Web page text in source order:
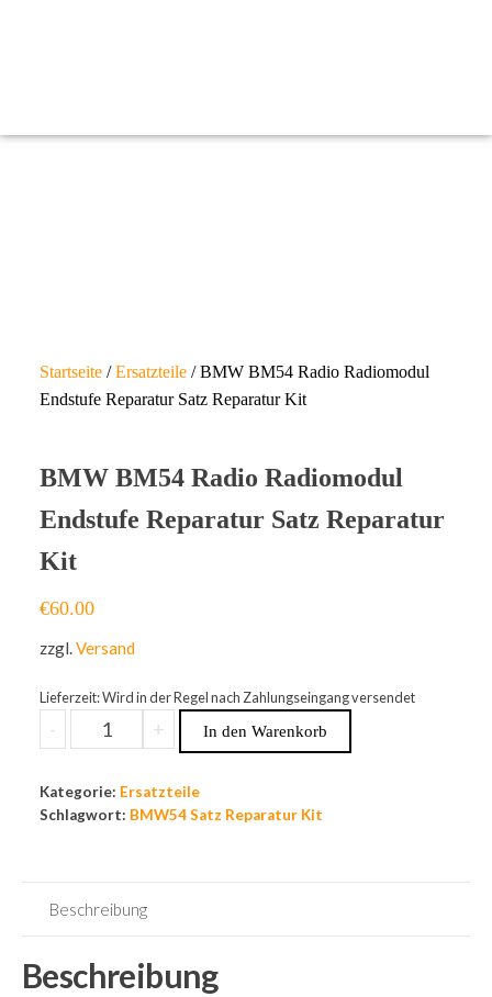
Startseite /Ersatzteile / BMW BM54 Radio Radiomodul
Endstufe Reparatur Satz Reparatur Kit
BMW BM54 Radio Radiomodul
Endstufe Reparatur Satz Reparatur
Kit
€60.00
zzgl.Versand
Lieferzeit: Wird in der Regel nach Zahlungseingang versendet
- + In den Warenkorb
Kategorie: Ersatzteile
Schlagwort: BMW54 Satz Reparatur Kit
Beschreibung
Beschreibung